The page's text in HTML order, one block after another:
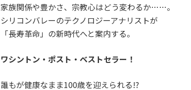
家族関係や豊かさ、宗教心はどう変わるか……。
シリコンバレーのテクノロジーアナリストが
「長寿革命」の新時代へと案内する。
ワシントン・ポスト・ベストセラー！
誰もが健康なまま100歳を迎えられる!?